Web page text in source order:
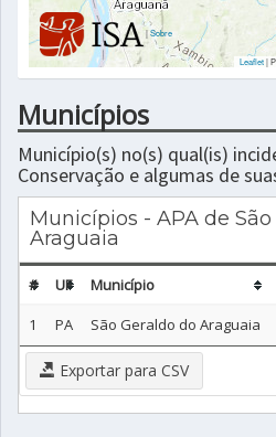
|Sobre
Leaflet|
Municípios
Município(s) no(s) qual(is)
Conservação e algumas de
Municípios - APA de
Araguaia
# UF Município
1
PA São Geraldo do Araguaia
Exportar para CSV